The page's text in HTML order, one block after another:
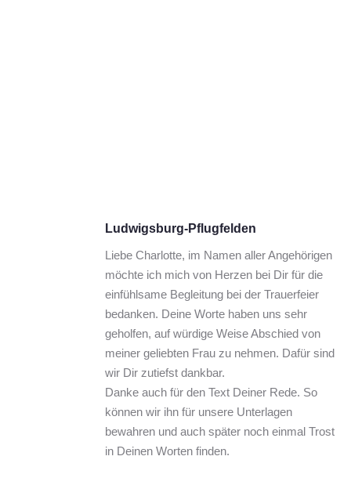
Ludwigsburg-Pflugfelden
Liebe Charlotte, im Namen aller Angehörigen
möchte ich mich von Herzen bei Dir für die
einfühlsame Begleitung bei der Trauerfeier
bedanken. Deine Worte haben uns sehr
geholfen, auf würdige Weise Abschied von
meiner geliebten Frau zu nehmen. Dafür sind
wir Dir zutiefst dankbar.
Danke auch für den Text Deiner Rede. So
können wir ihn für unsere Unterlagen
bewahren und auch später noch einmal Trost
in Deinen Worten finden.